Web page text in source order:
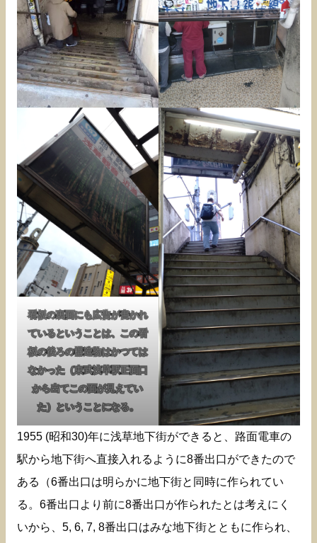
看板の裏面にも広告が書かれ
ているということは、この看
板の後ろの構造物はかつては
なかった（東武浅草駅正面口
から出てこの面が見えてい
た）ということになる。
1955 (昭和30)年に浅草地下街ができると、路面電車の
駅から地下街へ直接入れるように8番出口ができたので
ある（6番出口は明らかに地下街と同時に作られてい
る。6番出口より前に8番出口が作られたとは考えにく
いから、5, 6, 7, 8番出口はみな地下街とともに作られ、